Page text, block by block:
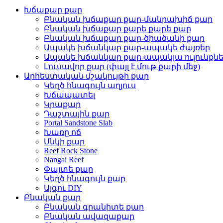
Խճաքար քար
Բնական խճաքար քար-մանրախիճ քար
Բնական խճաքար քարե քարե քար
Բնական խճաքար քար-ծիածանի քար
Ապակե խճանկար քար-ապակե ժայռեր
Ապակե խճանկար քար-ապակյա
Լուսավոր քար (փայլ է մութ քարի մեջ)
Արհեստական ​​մշակույթի քար
Կեղծ հնագույն աղյուս
Խճապատել
Կրաքար
Դաշտային քար
Portal Sandstone Slab
Խառը ոճ
Սնկի քար
Reef Rock Stone
Nangai Reef
Փայտե քար
Կեղծ հնագույն քար
Այգու DIY
Բնական քար
Բնական գրանիտե քար
Բնական ավազաքար